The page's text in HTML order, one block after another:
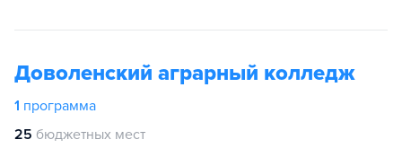
Доволенский аграрный колледж
1 программа
25 бюджетных мест